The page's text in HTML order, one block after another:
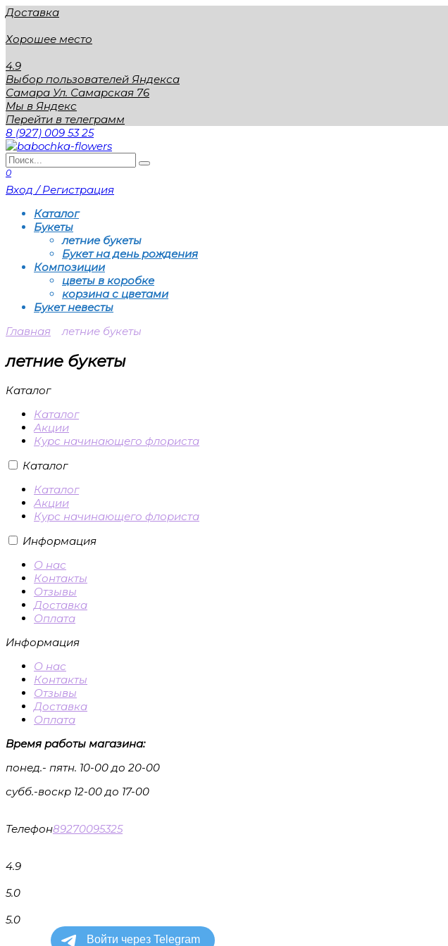
Перейти
содержанию
Доставка
Хорошее место
4.9
Выбор пользователей Яндекса
Самара Ул. Самарская 76
Мы в Яндекс
Перейти в телеграмм
8 (927) 009 53 25
Search
for:
0
Вход / Регистрация
Каталог
Букеты
летние букеты
Букет на день рождения
Композиции
цветы в коробке
корзина с цветами
Букет невесты
Главная
летние букеты
летние букеты
Каталог
Каталог
Акции
Курс начинающего флориста
Каталог
Каталог
Акции
Курс начинающего флориста
Информация
О нас
Контакты
Отзывы
Доставка
Оплата
Информация
О нас
Контакты
Отзывы
Доставка
Оплата
Время работы магазина:
понед.- пятн. 10-00 до 20-00
субб.-воскр 12-00 до 17-00
Телефон89270095325
4.9
5.0
5.0